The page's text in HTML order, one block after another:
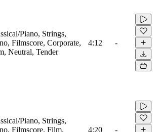
Piano, Strings,
Filmscore, Corporate,
Neutral, Tender
4:12 -
Piano, Strings,
Filmscore, Film,
4:20 -